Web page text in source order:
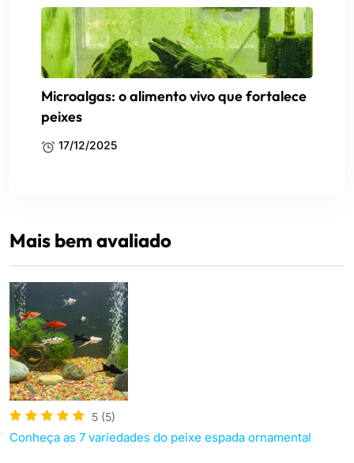
Microalgas: o alimento vivo que fortalece
peixes
17/12/2025
Mais bem avaliado
5 (5)
Conheça as 7 variedades do peixe espada ornamental